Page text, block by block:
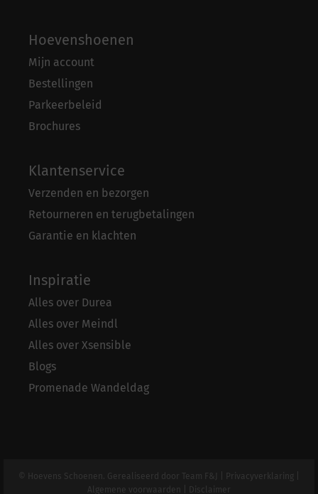
Hoevenshoenen
Mijn account
Bestellingen
Parkeerbeleid
Brochures
Klantenservice
Verzenden en bezorgen
Retourneren en terugbetalingen
Garantie en klachten
Inspiratie
Alles over Durea
Alles over Meindl
Alles over Xsensible
Blogs
Promenade Wandeldag
© Hoevens Schoenen. Gerealiseerd door Team F&J Privacyverklaring
Algemene voorwaarden
Disclaimer